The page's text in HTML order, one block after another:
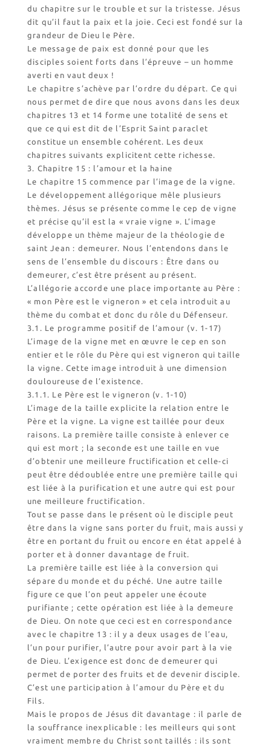
du chapitre sur le trouble et sur la tristesse. Jésus
dit qu’il faut la paix et la joie. Ceci est fondé sur la
grandeur de Dieu le Père.
Le message de paix est donné pour que les
disciples soient forts dans l’épreuve – un homme
averti en vaut deux !
Le chapitre s’achève par l’ordre du départ. Ce qui
nous permet de dire que nous avons dans les deux
chapitres 13 et 14 forme une totalité de sens et
que ce qui est dit de l’Esprit Saint paraclet
constitue un ensemble cohérent. Les deux
chapitres suivants explicitent cette richesse.
3. Chapitre 15 : l’amour et la haine
Le chapitre 15 commence par l’image de la vigne.
Le développement allégorique mêle plusieurs
thèmes. Jésus se présente comme le cep de vigne
et précise qu’il est la « vraie vigne ». L’image
développe un thème majeur de la théologie de
saint Jean : demeurer. Nous l’entendons dans le
sens de l’ensemble du discours : Être dans ou
demeurer, c’est être présent au présent.
L’allégorie accorde une place importante au Père :
« mon Père est le vigneron » et cela introduit au
thème du combat et donc du rôle du Défenseur.
3.1. Le programme positif de l’amour (v. 1-17)
L’image de la vigne met en œuvre le cep en son
entier et le rôle du Père qui est vigneron qui taille
la vigne. Cette image introduit à une dimension
douloureuse de l’existence.
3.1.1. Le Père est le vigneron (v. 1-10)
L’image de la taille explicite la relation entre le
Père et la vigne. La vigne est taillée pour deux
raisons. La première taille consiste à enlever ce
qui est mort ; la seconde est une taille en vue
d’obtenir une meilleure fructification et celle-ci
peut être dédoublée entre une première taille qui
est liée à la purification et une autre qui est pour
une meilleure fructification.
Tout se passe dans le présent où le disciple peut
être dans la vigne sans porter du fruit, mais aussi y
être en portant du fruit ou encore en état appelé à
porter et à donner davantage de fruit.
La première taille est liée à la conversion qui
sépare du monde et du péché. Une autre taille
figure ce que l’on peut appeler une écoute
purifiante ; cette opération est liée à la demeure
de Dieu. On note que ceci est en correspondance
avec le chapitre 13 : il y a deux usages de l’eau,
l’un pour purifier, l’autre pour avoir part à la vie
de Dieu. L’exigence est donc de demeurer qui
permet de porter des fruits et de devenir disciple.
C’est une participation à l’amour du Père et du
Fils.
Mais le propos de Jésus dit davantage : il parle de
la souffrance inexplicable : les meilleurs qui sont
vraiment membre du Christ sont taillés : ils sont